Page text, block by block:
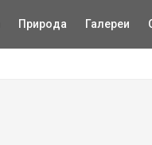
Природа Галереи